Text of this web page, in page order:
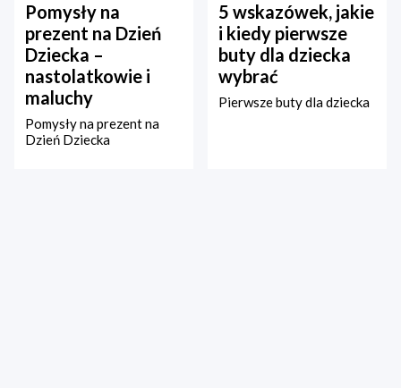
Pomysły na
prezent na Dzień
Dziecka –
nastolatkowie i
maluchy
Pomysły na prezent na
Dzień Dziecka
5 wskazówek, jakie
i kiedy pierwsze
buty dla dziecka
wybrać
Pierwsze buty dla dziecka